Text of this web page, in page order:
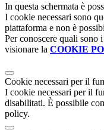
In questa schermata è
I cookie necessari sono
piattaforma e non è
Per conoscere quali sono
visionare la COOKIE
Cookie necessari per il
I cookie necessari per il
disabilitati. È possibile
policy.